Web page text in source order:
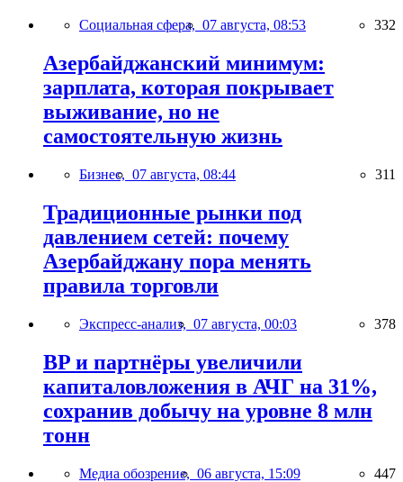
Социальная сфера, 07 августа, 08:53 332
Азербайджанский минимум:
зарплата, которая покрывает
выживание, но не
самостоятельную жизнь
Бизнес, 07 августа, 08:44 311
Традиционные рынки под
давлением сетей: почему
Азербайджану пора менять
правила торговли
Экспресс-анализ, 07 августа, 00:03 378
BP и партнёры увеличили
капиталовложения в АЧГ на 31%,
сохранив добычу на уровне 8 млн
тонн
Медиа обозрение, 06 августа, 15:09 447